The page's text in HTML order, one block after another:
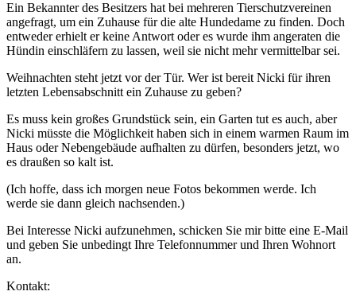
Ein Bekannter des Besitzers hat bei mehreren Tierschutzvereinen
angefragt, um ein Zuhause für die alte Hundedame zu finden. Doch
entweder erhielt er keine Antwort oder es wurde ihm angeraten die
Hündin einschläfern zu lassen, weil sie nicht mehr vermittelbar sei.
Weihnachten steht jetzt vor der Tür. Wer ist bereit Nicki für ihren
letzten Lebensabschnitt ein Zuhause zu geben?
Es muss kein großes Grundstück sein, ein Garten tut es auch, aber
Nicki müsste die Möglichkeit haben sich in einem warmen Raum im
Haus oder Nebengebäude aufhalten zu dürfen, besonders jetzt, wo
es draußen so kalt ist.
(Ich hoffe, dass ich morgen neue Fotos bekommen werde. Ich
werde sie dann gleich nachsenden.)
Bei Interesse Nicki aufzunehmen, schicken Sie mir bitte eine E-Mail
und geben Sie unbedingt Ihre Telefonnummer und Ihren Wohnort
an.
Kontakt: